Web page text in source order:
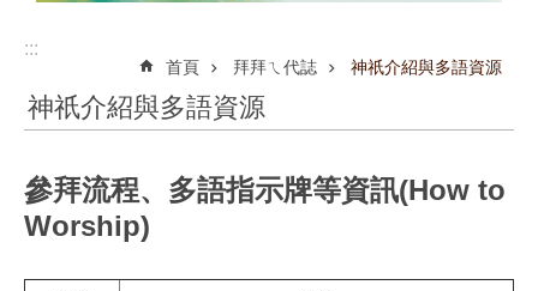
:::
首頁 拜拜ㄟ代誌 神祇介紹與多語資源
神祇介紹與多語資源
參拜流程、多語指示牌等資訊(How to
Worship)